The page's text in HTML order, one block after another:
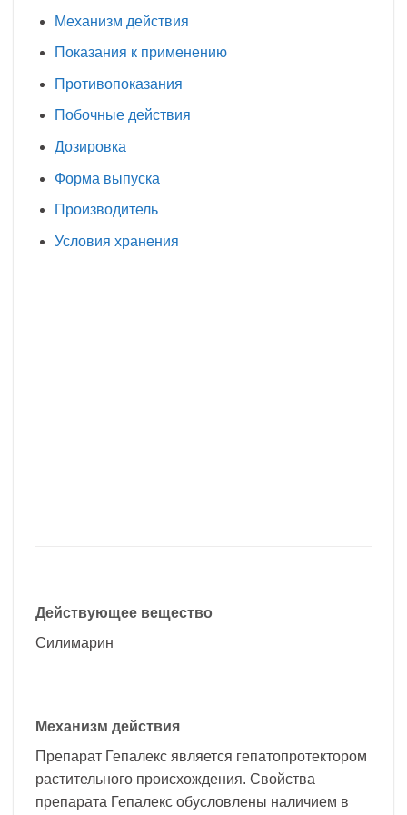
Механизм действия
Показания к применению
Противопоказания
Побочные действия
Дозировка
Форма выпуска
Производитель
Условия хранения
Действующее вещество
Силимарин
Механизм действия
Препарат Гепалекс является гепатопротектором
растительного происхождения. Свойства
препарата Гепалекс обусловлены наличием в